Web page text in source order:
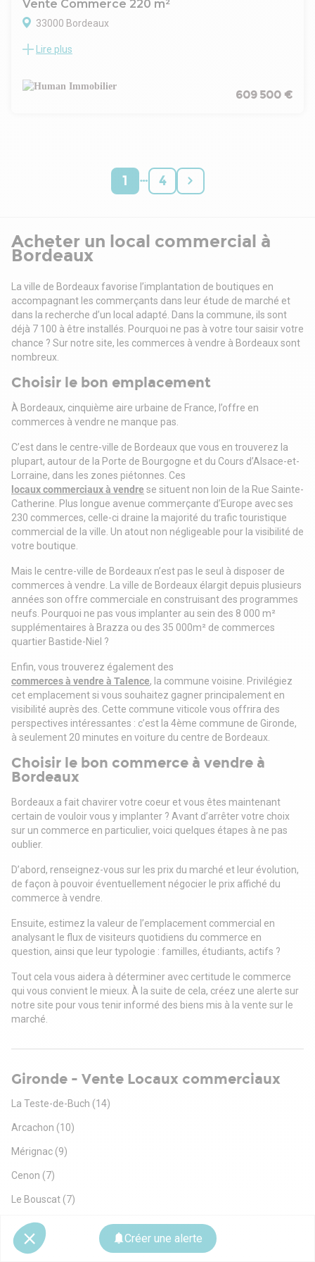
Créer une alerte
Vente Commerce 220 m²
33000 Bordeaux
Local d'activité occupé à vendre. Situé dans une zone
Baux commerciaux récents. Loyer annuel 46.000€ HT HC.
Vente soumise à TVA. Prix FAI TTC 609.500€ ( dont 34.500€
Lire plus
609 500 €
1 … 4
Acheter un local commercial à
Bordeaux
La ville de Bordeaux favorise l’implantation de boutiques en
accompagnant les commerçants dans leur étude de marché et
dans la recherche d’un local adapté. Dans la commune, ils sont
déjà 7 100 à être installés. Pourquoi ne pas à votre tour saisir votre
chance ? Sur notre site, les commerces à vendre à Bordeaux sont
nombreux.
Choisir le bon emplacement
À Bordeaux, cinquième aire urbaine de France, l’offre en
commerces à vendre ne manque pas.
C’est dans le centre-ville de Bordeaux que vous en trouverez la
plupart, autour de la Porte de Bourgogne et du Cours d’Alsace-et-
Lorraine, dans les zones piétonnes. Ces
locaux commerciaux à vendre se situent non loin de la Rue Sainte-
Catherine. Plus longue avenue commerçante d’Europe avec ses
230 commerces, celle-ci draine la majorité du trafic touristique
commercial de la ville. Un atout non négligeable pour la visibilité de
votre boutique.
Mais le centre-ville de Bordeaux n’est pas le seul à disposer de
commerces à vendre. La ville de Bordeaux élargit depuis plusieurs
années son offre commerciale en construisant des programmes
neufs. Pourquoi ne pas vous implanter au sein des 8 000 m²
supplémentaires à Brazza ou des 35 000m² de commerces
quartier Bastide-Niel ?
Enfin, vous trouverez également des
commerces à vendre à Talence, la commune voisine. Privilégiez
cet emplacement si vous souhaitez gagner principalement en
visibilité auprès des. Cette commune viticole vous offrira des
perspectives intéressantes : c’est la 4ème commune de Gironde,
à seulement 20 minutes en voiture du centre de Bordeaux.
Choisir le bon commerce à vendre à
Bordeaux
Bordeaux a fait chavirer votre coeur et vous êtes maintenant
certain de vouloir vous y implanter ? Avant d’arrêter votre choix
sur un commerce en particulier, voici quelques étapes à ne pas
oublier.
D’abord, renseignez-vous sur les prix du marché et leur évolution,
de façon à pouvoir éventuellement négocier le prix affiché du
commerce à vendre.
Ensuite, estimez la valeur de l’emplacement commercial en
analysant le flux de visiteurs quotidiens du commerce en
question, ainsi que leur typologie : familles, étudiants, actifs ?
Tout cela vous aidera à déterminer avec certitude le commerce
qui vous convient le mieux. À la suite de cela, créez une alerte sur
notre site pour vous tenir informé des biens mis à la vente sur le
marché.
Gironde - Vente Locaux commerciaux
La Teste-de-Buch (14)
Arcachon (10)
Mérignac (9)
Cenon (7)
Le Bouscat (7)
Talence
Saint-Médard-en-Jalles (5)